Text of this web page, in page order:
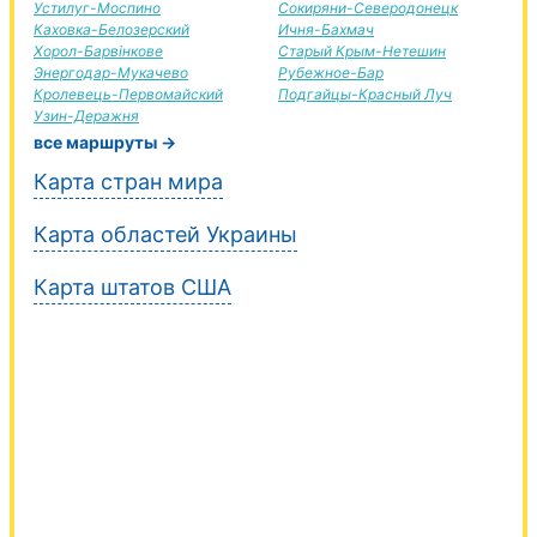
Устилуг-Моспино
Каховка-Белозерский
Хорол-Барвінкове
Энергодар-Мукачево
Кролевець-Первомайский
Узин-Деражня
Сокиряни-Северодонецк
Ичня-Бахмач
Старый Крым-Нетешин
Рубежное-Бар
Подгайцы-Красный Луч
все маршруты →
Карта стран мира
Карта областей Украины
Карта штатов США